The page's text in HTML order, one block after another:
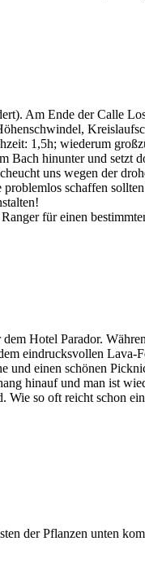
Am Ende der Calle
1,5h; wiederum
hinunter und setzt
uns wegen der
schaffen
für einen
Hotel Parador.
eindrucksvollen Lava-
und einen schönen
hinauf und man ist
so oft reicht schon
der Pflanzen unten